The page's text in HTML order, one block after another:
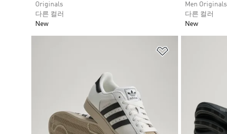
Originals
다른 컬러
New
Men Originals
다른 컬러
New